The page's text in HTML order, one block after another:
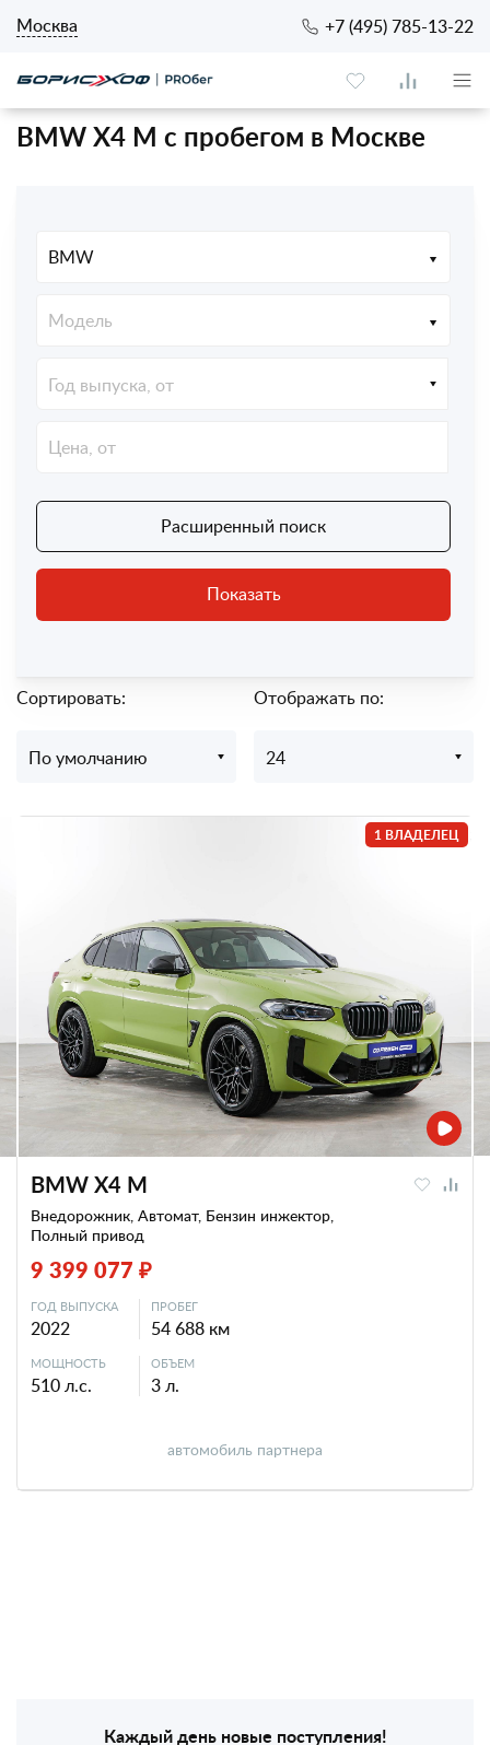
Москва +7 (495) 785-13-22
BMW X4 M с пробегом в Москве
BMW
Модель
Год выпуска, от
Расширенный поиск
Показать
Сортировать:
По умолчанию
Отображать по:
24
1 ВЛАДЕЛЕЦ
BMW X4 M
Внедорожник, Автомат, Бензин инжектор,
Полный привод
9 399 077 ₽
ГОД ВЫПУСКА
2022
ПРОБЕГ
54 688 км
МОЩНОСТЬ
510 л.с.
ОБЪЕМ
3 л.
автомобиль партнера
Каждый день новые поступления!